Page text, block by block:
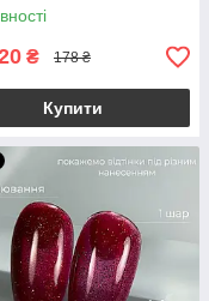
₴ 178 ₴
Купити